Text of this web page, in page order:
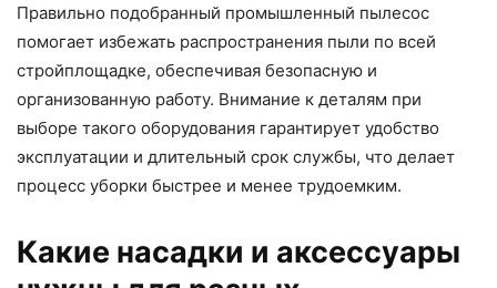
Правильно подобранный промышленный пылесос
помогает избежать распространения пыли по всей
стройплощадке, обеспечивая безопасную и
организованную работу. Внимание к деталям при
выборе такого оборудования гарантирует удобство
эксплуатации и длительный срок службы, что делает
процесс уборки быстрее и менее трудоемким.
Какие насадки и аксессуары